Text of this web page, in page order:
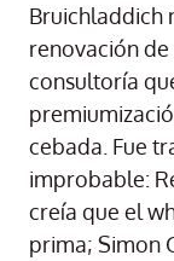
Bruichladdich
renovación
consultoría
cebada. Fue
improbable:
creía que el
prima; Simon